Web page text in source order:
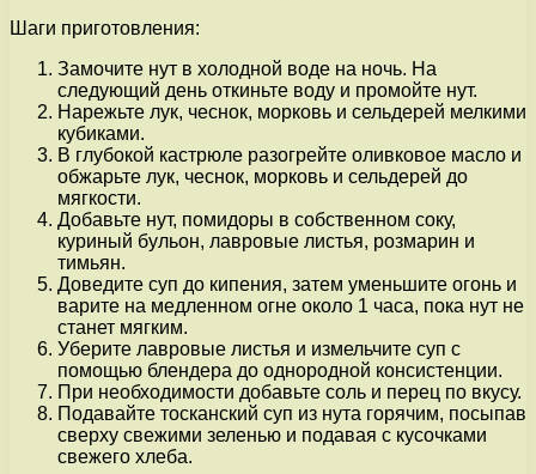
Шаги приготовления:
Замочите нут в холодной воде на ночь. На
следующий день откиньте воду и промойте нут.
Нарежьте лук, чеснок, морковь и сельдерей мелкими
кубиками.
В глубокой кастрюле разогрейте оливковое масло и
обжарьте лук, чеснок, морковь и сельдерей до
мягкости.
Добавьте нут, помидоры в собственном соку,
куриный бульон, лавровые листья, розмарин и
тимьян.
Доведите суп до кипения, затем уменьшите огонь и
варите на медленном огне около 1 часа, пока нут не
станет мягким.
Уберите лавровые листья и измельчите суп с
помощью блендера до однородной консистенции.
При необходимости добавьте соль и перец по вкусу.
Подавайте тосканский суп из нута горячим, посыпав
сверху свежими зеленью и подавая с кусочками
свежего хлеба.